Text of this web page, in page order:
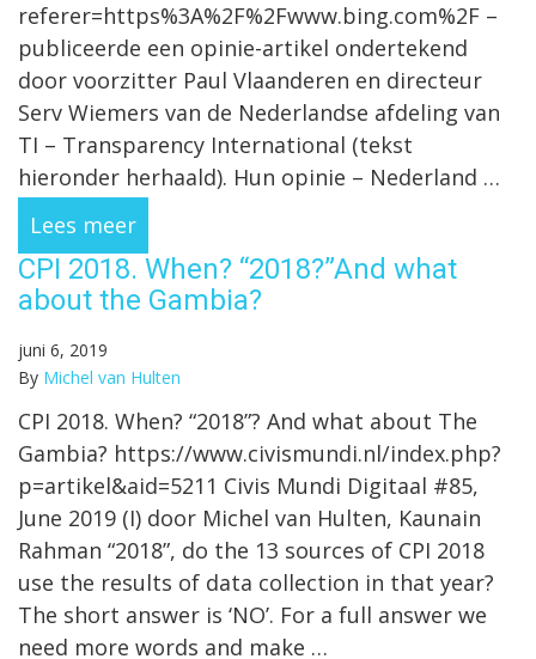
referer=https%3A%2F%2Fwww.bing.com%2F –
publiceerde een opinie-artikel ondertekend
door voorzitter Paul Vlaanderen en directeur
Serv Wiemers van de Nederlandse afdeling van
TI – Transparency International (tekst
hieronder herhaald). Hun opinie – Nederland …
Lees meer
CPI 2018. When? “2018?”And what
about the Gambia?
juni 6, 2019
By Michel van Hulten
CPI 2018. When? “2018”? And what about The
Gambia? https://www.civismundi.nl/index.php?
p=artikel&aid=5211 Civis Mundi Digitaal #85,
June 2019 (I) door Michel van Hulten, Kaunain
Rahman “2018”, do the 13 sources of CPI 2018
use the results of data collection in that year?
The short answer is ‘NO’. For a full answer we
need more words and make …